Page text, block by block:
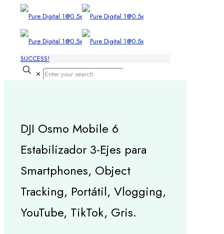
SUCCESS!
✕
DJI Osmo Mobile 6
Estabilizador 3-Ejes para
Smartphones, Object
Tracking, Portátil, Vlogging,
YouTube, TikTok, Gris.